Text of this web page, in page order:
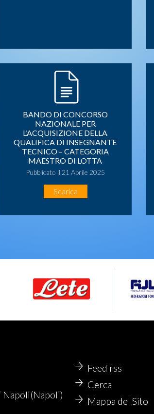
BANDO DI CONCORSO
NAZIONALE PER
L’ACQUISIZIONE DELLA
QUALIFICA DI INSEGNANTE
TECNICO – CATEGORIA
MAESTRO DI LOTTA
Pubblicato il 21 Aprile 2025
Scarica
Napoli(Napoli)
Feed rss
Cerca
Mappa del Sito